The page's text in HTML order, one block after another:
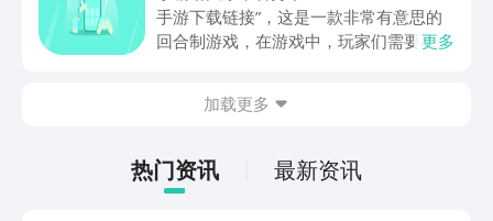
索未知的地图，还是与好友组队合作，都
能让你流连忘返。如果你渴望挑战和刺
家，都能在这个游戏中找到乐趣。快来和
手游下载链接”，这是一款非常有意思的
回合制游戏，在游戏中，玩家们需要和一
行比赛，这些道具在比赛中有很大的作
更多
加载更多
热门资讯 最新资讯